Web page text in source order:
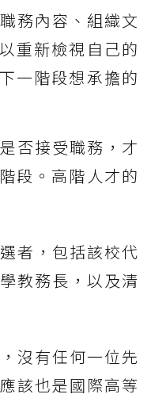
務內容、組織文
重新檢視自己的
一階段想承擔的
否接受職務，才
段。高階人才的
者，包括該校代
教務長，以及清
沒有任何一位先
該也是國際高等